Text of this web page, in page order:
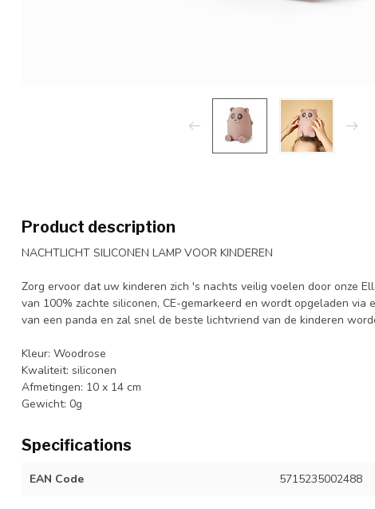
Product description
NACHTLICHT SILICONEN LAMP VOOR KINDEREN
Zorg ervoor dat uw kinderen zich 's nachts veilig voelen door onze
van 100% zachte siliconen, CE-gemarkeerd en wordt opgeladen via
van een panda en zal snel de beste lichtvriend van de kinderen
Kleur: Woodrose
Kwaliteit: siliconen
Afmetingen: 10 x 14 cm
Gewicht: 0g
Specifications
EAN Code 5715235002488